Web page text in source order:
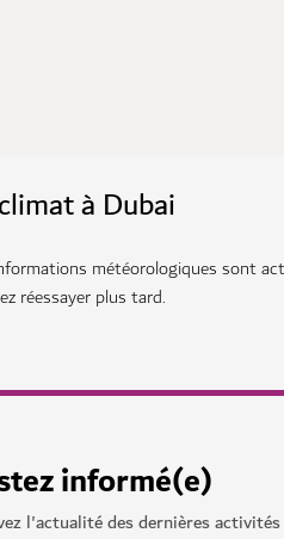
à Dubai
météorologiques sont
réessayer plus tard.
informé(e)
l'actualité des dernières